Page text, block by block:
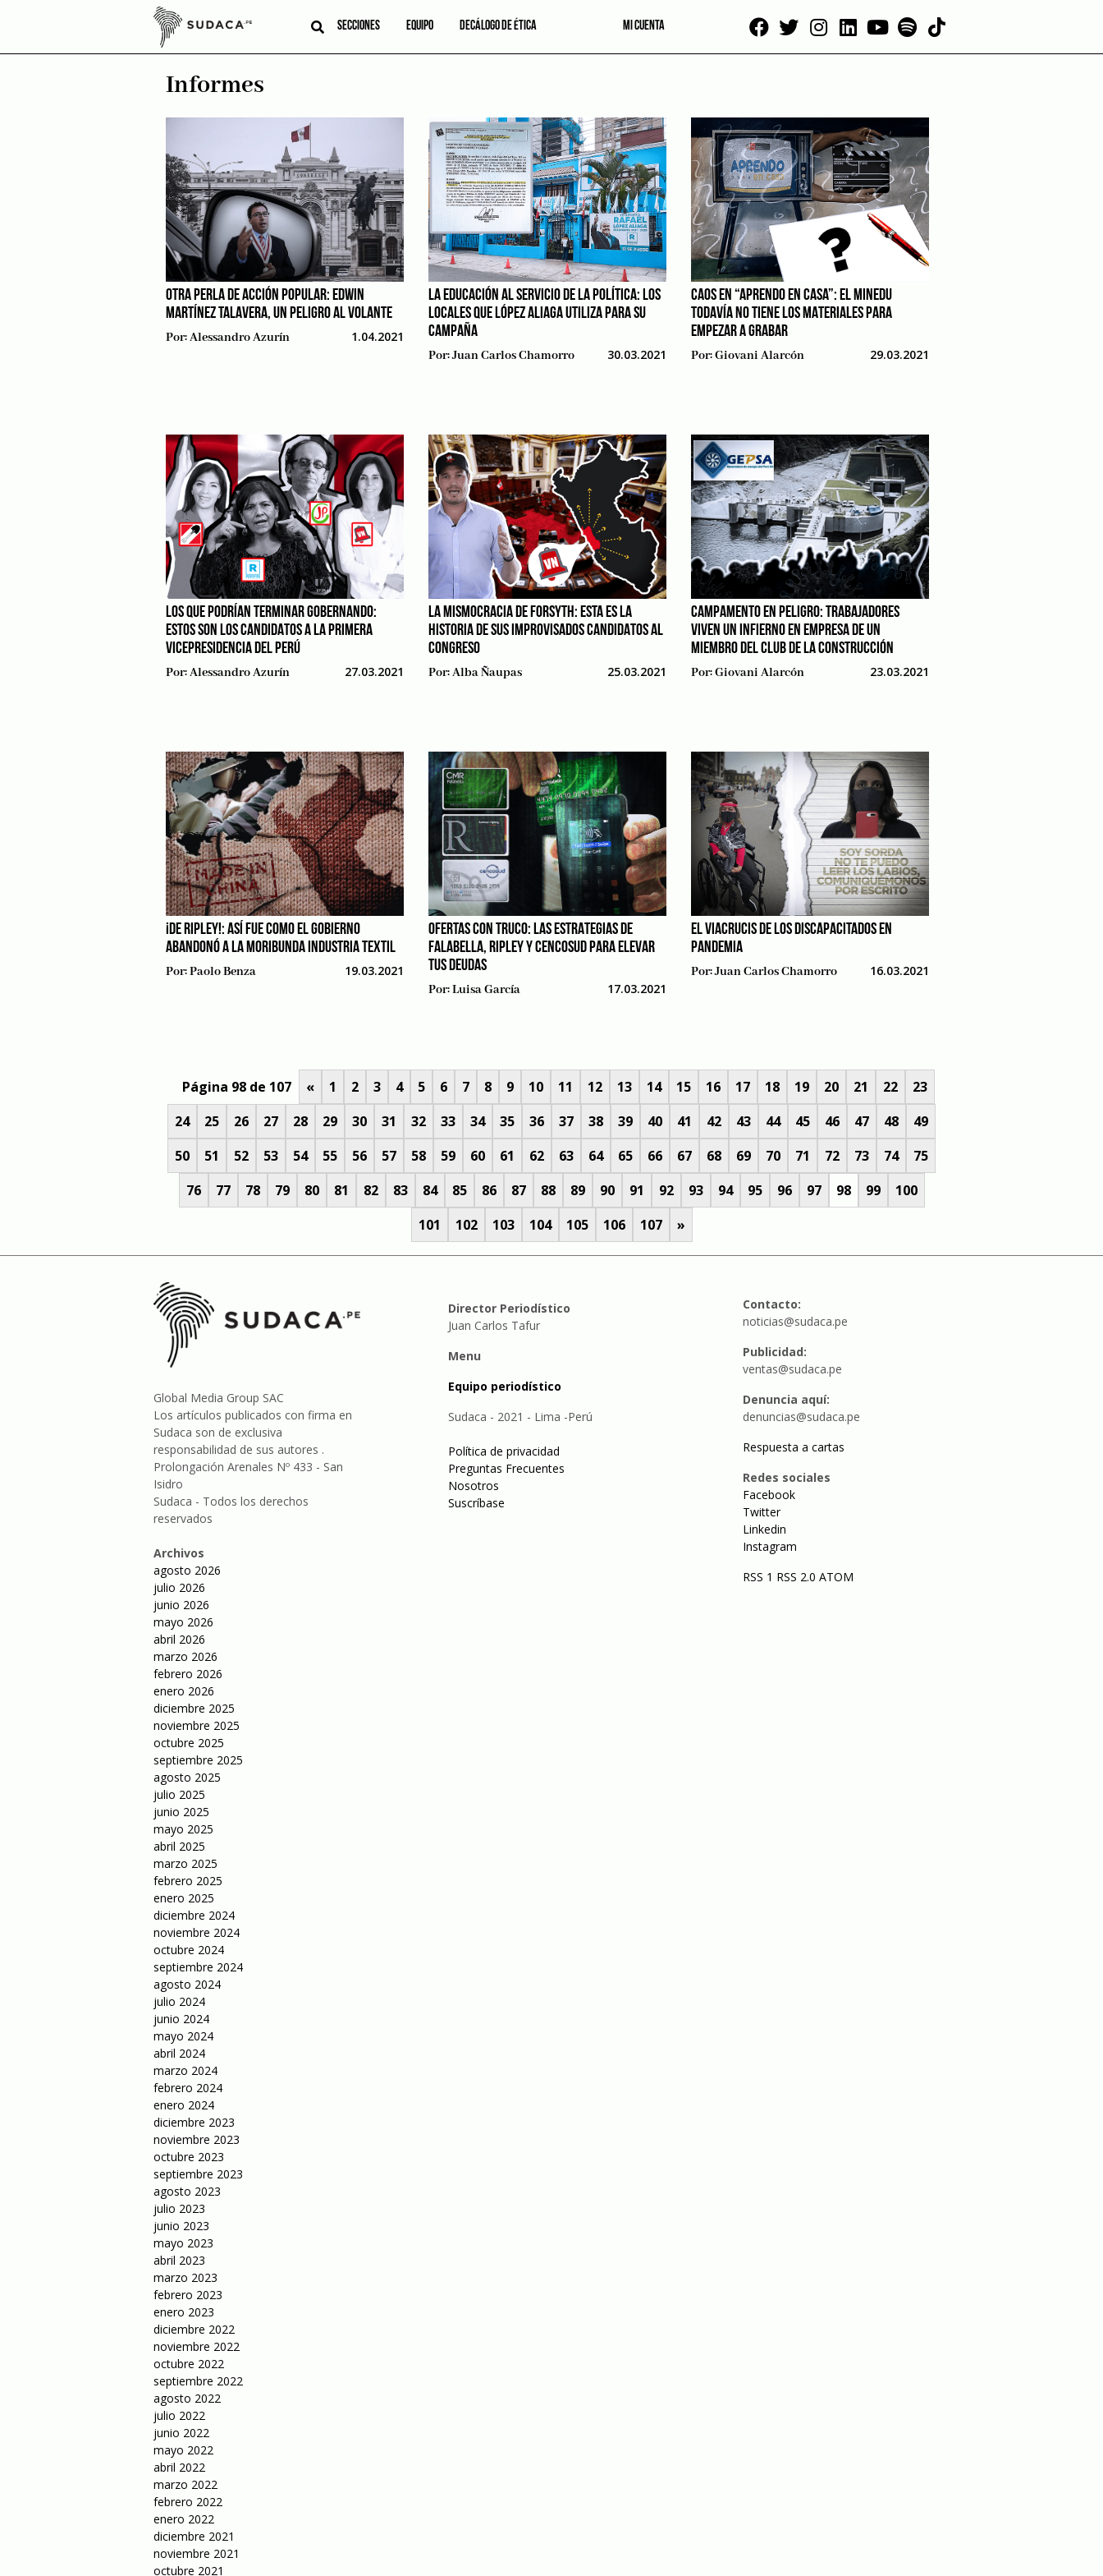
SECCIONES EQUIPO DECÁLOGO DE ÉTICA MI CUENTA
Informes
OTRA PERLA DE ACCIÓN POPULAR: EDWIN
MARTÍNEZ TALAVERA, UN PELIGRO AL VOLANTE
Por:Alessandro Azurín 1.04.2021
LA EDUCACIÓN AL SERVICIO DE LA POLÍTICA: LOS
LOCALES QUE LÓPEZ ALIAGA UTILIZA PARA SU
CAMPAÑA
Por:Juan Carlos Chamorro 30.03.2021
CAOS EN “APRENDO EN CASA”: EL MINEDU
TODAVÍA NO TIENE LOS MATERIALES PARA
EMPEZAR A GRABAR
Por:Giovani Alarcón 29.03.2021
LOS QUE PODRÍAN TERMINAR GOBERNANDO:
ESTOS SON LOS CANDIDATOS A LA PRIMERA
VICEPRESIDENCIA DEL PERÚ
Por:Alessandro Azurín 27.03.2021
LA MISMOCRACIA DE FORSYTH: ESTA ES LA
HISTORIA DE SUS IMPROVISADOS CANDIDATOS AL
CONGRESO
Por:Alba Ñaupas 25.03.2021
CAMPAMENTO EN PELIGRO: TRABAJADORES
VIVEN UN INFIERNO EN EMPRESA DE UN
MIEMBRO DEL CLUB DE LA CONSTRUCCIÓN
Por:Giovani Alarcón 23.03.2021
¡DE RIPLEY!: ASÍ FUE COMO EL GOBIERNO
ABANDONÓ A LA MORIBUNDA INDUSTRIA TEXTIL
Por:Paolo Benza 19.03.2021
OFERTAS CON TRUCO: LAS ESTRATEGIAS DE
FALABELLA, RIPLEY Y CENCOSUD PARA ELEVAR
TUS DEUDAS
Por:Luisa García 17.03.2021
EL VIACRUCIS DE LOS DISCAPACITADOS EN
PANDEMIA
Por:Juan Carlos Chamorro 16.03.2021
Página 98 de 107 « 1 2 3 4 5 6 7 8 9 10 11 12 13 14 15 16 17 18 19 20 21 22
23
24
25 26 27 28 29 30 31 32 33 34 35 36 37 38 39 40 41 42 43 44 45 46 47 48
49
50
51 52 53 54 55 56 57 58 59 60 61 62 63 64 65 66 67 68 69 70 71 72 73 74
75
76
77 78 79 80 81 82 83 84 85 86 87 88 89 90 91 92 93 94 95 96 97 98 99
100
101
102 103 104 105 106 107 »
Global Media Group SAC
Los artículos publicados con firma en
Sudaca son de exclusiva
responsabilidad de sus autores .
Prolongación Arenales Nº 433 - San
Isidro
Sudaca - Todos los derechos
reservados
Archivos
agosto 2026
julio 2026
junio 2026
mayo 2026
abril 2026
marzo 2026
febrero 2026
enero 2026
diciembre 2025
noviembre 2025
octubre 2025
septiembre 2025
agosto 2025
julio 2025
junio 2025
mayo 2025
abril 2025
marzo 2025
febrero 2025
enero 2025
diciembre 2024
noviembre 2024
octubre 2024
septiembre 2024
agosto 2024
julio 2024
junio 2024
mayo 2024
abril 2024
marzo 2024
febrero 2024
enero 2024
diciembre 2023
noviembre 2023
octubre 2023
septiembre 2023
agosto 2023
julio 2023
junio 2023
mayo 2023
abril 2023
marzo 2023
febrero 2023
enero 2023
diciembre 2022
noviembre 2022
octubre 2022
septiembre 2022
agosto 2022
julio 2022
junio 2022
mayo 2022
abril 2022
marzo 2022
febrero 2022
enero 2022
diciembre 2021
noviembre 2021
octubre 2021
Director Periodístico
Juan Carlos Tafur
Menu
Equipo periodístico
Sudaca - 2021 - Lima -Perú
Política de privacidad
Preguntas Frecuentes
Nosotros
Suscríbase
Contacto:
noticias@sudaca.pe
Publicidad:
ventas@sudaca.pe
Denuncia aquí:
denuncias@sudaca.pe
Respuesta a cartas
Redes sociales
Facebook
Twitter
Linkedin
Instagram
RSS 1 RSS 2.0 ATOM